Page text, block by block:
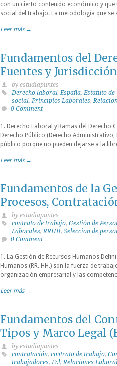
con un cierto contenido económico y
social del trabajo. La metodología que se
Leer más →
Fundamentos del
Fuentes y
by estudiapuntes
Derecho laboral,España,Estatuto
social,Principios Laborales,
0 Comment
1. Derecho Laboral y Ramas del Derecho
Derecho Público (Derecho
público porque no pueden dejarse a la
Leer más →
Fundamentos de la
Procesos,
by estudiapuntes
contrato de trabajo, Gestión de
Laborales,RRHH, Seleccion de
0 Comment
1. La Gestión de Recursos Humanos
Humanos (RR. HH.) son la fuerza de
organización empresarial y las
Leer más →
Fundamentos del
Tipos y Marco Legal
by estudiapuntes
contratación, contrato de trabajo,
trabajadores,Fol,Relaciones